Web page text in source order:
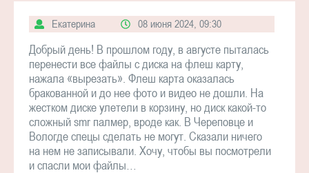
Екатерина 08 июня 2024, 09:30
Добрый день! В прошлом году, в августе пыталась
перенести все файлы с диска на флеш карту,
нажала «вырезать». Флеш карта оказалась
бракованной и до нее фото и видео не дошли. На
жестком диске улетели в корзину, но диск какой-то
сложный smr палмер, вроде как. В Череповце и
Вологде спецы сделать не могут. Сказали ничего
на нем не записывали. Хочу, чтобы вы посмотрели
и спасли мои файлы…